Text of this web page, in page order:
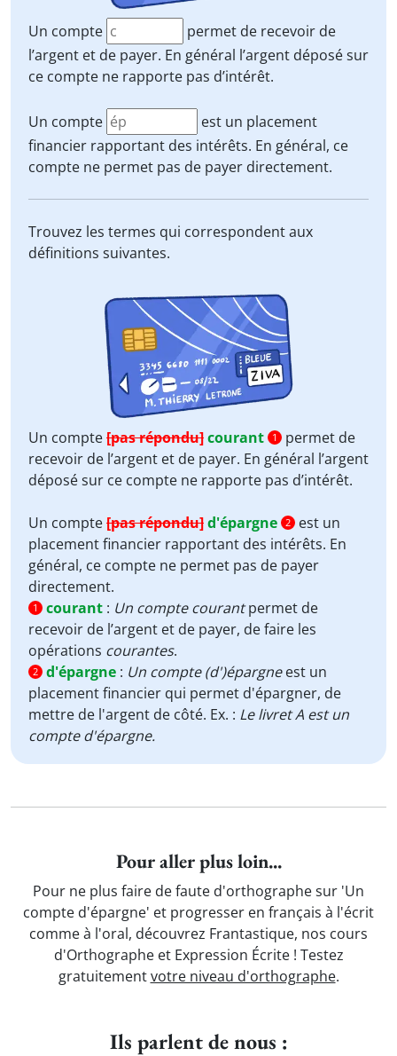
Un compte
permet de recevoir de
l’argent et de payer. En général l’argent déposé sur
ce compte ne rapporte pas d’intérêt.
Un compte
est un placement
financier rapportant des intérêts. En général, ce
compte ne permet pas de payer directement.
Trouvez les termes qui correspondent aux
définitions suivantes.
Un compte[pas répondu]courant 1
permet de
recevoir de l’argent et de payer. En général l’argent
déposé sur ce compte ne rapporte pas d’intérêt.
Un compte[pas répondu]d'épargne 2
est un
placement financier rapportant des intérêts. En
général, ce compte ne permet pas de payer
directement.
1 courant : Un compte courantpermet de
recevoir de l’argent et de payer, de faire les
opérations courantes.
2 d'épargne : Un compte (d')épargneest un
placement financier qui permet d'épargner, de
mettre de l'argent de côté. Ex. : Le livret A est un
compte d'épargne.
Pour aller plus loin...
Pour ne plus faire de faute d'orthographe sur 'Un
compte d'épargne' et progresser en français à l'écrit
comme à l'oral, découvrez Frantastique, nos cours
d'Orthographe et Expression Écrite ! Testez
gratuitementvotre niveau d'orthographe.
Ils parlent de nous :